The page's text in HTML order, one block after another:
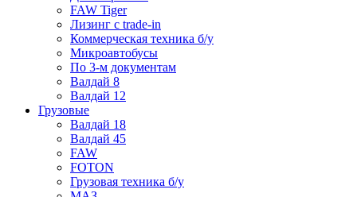
FAW Tiger
Лизинг с trade-in
Коммерческая техника б/у
Микроавтобусы
По 3-м документам
Валдай 8
Валдай 12
Грузовые
Валдай 18
Валдай 45
FAW
FOTON
Грузовая техника б/у